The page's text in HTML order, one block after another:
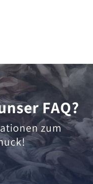
FAQ?
zum